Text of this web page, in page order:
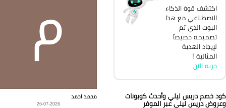
اكتشف قوة الذكاء
الاصطناعي مع هذا
البوت الذي تم
تصميمه خصيصاً
لإيجاد الهدية
المثالية !
جربه الان
خصم دريس ليلي وأحدث كوبونات
دريس ليلي عبر الموفر
محمد احمد
26-07-2026